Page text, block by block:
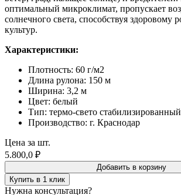
оптимальный микроклимат, пропускает
солнечного света, способствуя здоровому
культур.
Характеристики:
Плотность: 60 г/м2
Длина рулона: 150 м
Ширина: 3,2 м
Цвет: белый
Тип: термо-свето стабилизированный
Производство: г. Краснодар
Цена за шт.
5.800,0 ₽
Добавить в корзину
Купить в 1 клик
Нужна консультация?